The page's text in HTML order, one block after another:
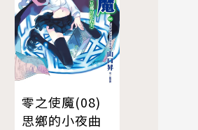
零之使魔(08)
思鄉的小夜曲